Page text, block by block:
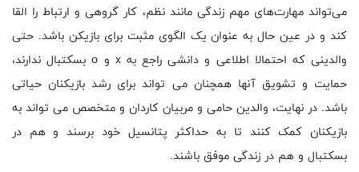
می‌تواند مهارت‌های مهم زندگی مانند نظم، کار گروهی و ارتباط را القا
کند و در عین حال به عنوان یک الگوی مثبت برای بازیکن باشد. حتی
والدینی که احتمالا اطلاعی و دانشی راجع بهx و oبسکتبال ندارند،
حمایت و تشویق آنها همچنان می تواند برای رشد بازیکنان حیاتی
باشد. در نهایت، والدین حامی و مربیان کاردان و متخصص می تواند به
بازیکنان کمک کنند تا به حداکثر پتانسیل خود برسند و هم در
بسکتبال و هم در زندگی موفق باشند.